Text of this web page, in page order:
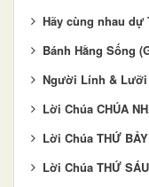
Hãy cùng nhau dự
Bánh Hằng Sống
Người Lính &
Lời Chúa CHÚA
Lời Chúa THỨ
Lời Chúa THỨ